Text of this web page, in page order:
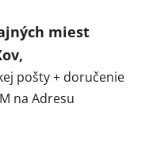
miest
pošty + doručenie
na Adresu